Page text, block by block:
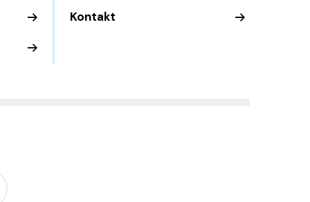
Kontakt